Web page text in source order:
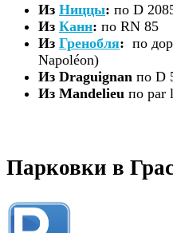
Из Ниццы: по D
Из Канн: по RN 85
Из Гренобля: по
Napoléon)
Из Draguignan по D
Из Mandelieu по par
Парковки в